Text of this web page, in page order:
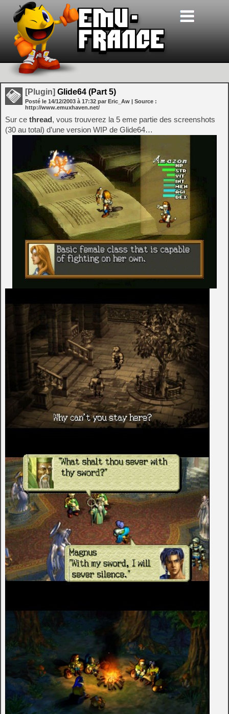
[Plugin] Glide64 (Part 5)
Posté le 14/12/2003 à 17:32 par Eric_Aw | Source :
http://www.emuxhaven.net/
Sur ce thread, vous trouverez la 5 eme partie des screenshots
(30 au total) d’une version WIP de Glide64…